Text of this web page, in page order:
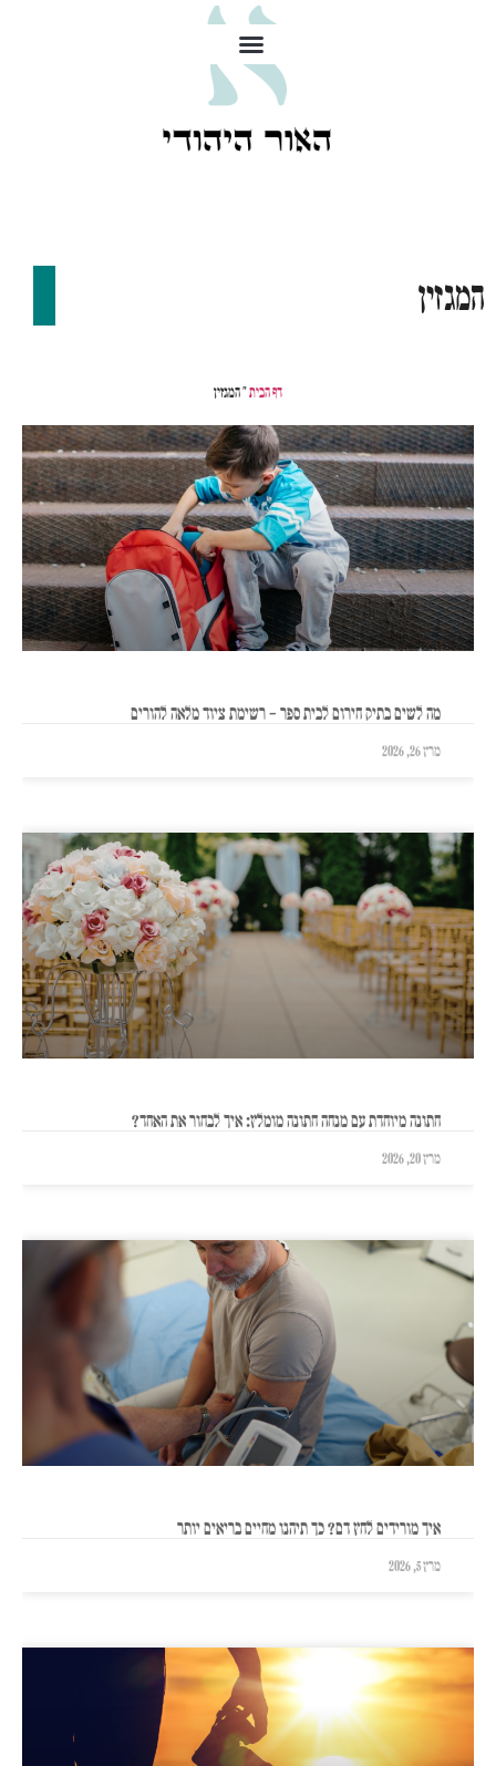
המגזין
דף הבית»המגזין
מה לשים בתיק חירום לבית ספר – רשימת ציוד מלאה להורים
מרץ 26, 2026
חתונה מיוחדת עם מנחה חתונה מומלץ: איך לבחור את האחד?
מרץ 20, 2026
איך מורידים לחץ דם? כך תיהנו מחיים בריאים יותר
מרץ 5, 2026